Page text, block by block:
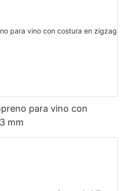
para vino con
mm